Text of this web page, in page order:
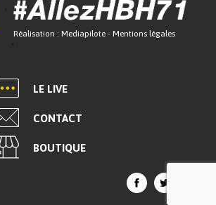
Réalisation : Mediapilote - Mentions légales
LE LIVE
CONTACT
BOUTIQUE